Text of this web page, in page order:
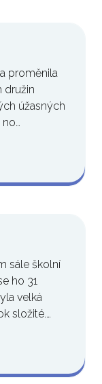
proměnila
družin
úžasných
sále školní
ho 31
velká
složité.…